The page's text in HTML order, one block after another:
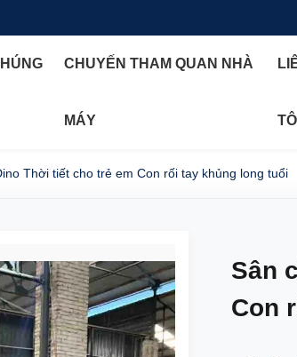
CHUYẾN THAM QUAN NHÀ
MÁY TÔI
Thời tiết cho trẻ em Con rối tay khủng long tuổi
Sân
Con